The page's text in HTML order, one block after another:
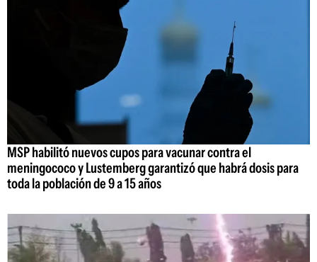
MSP habilitó nuevos cupos para vacunar contra el
meningococo y Lustemberg garantizó que habrá dosis para
toda la población de 9 a 15 años